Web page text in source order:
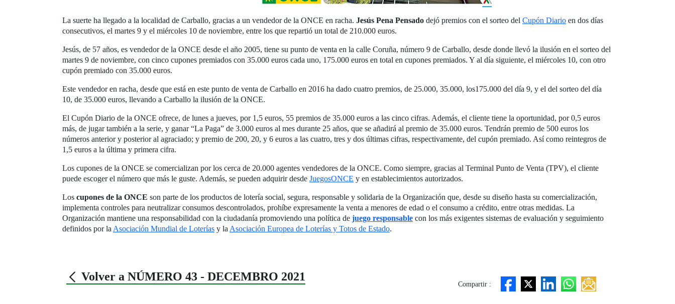
La suerte ha llegado a la localidad de Carballo, gracias a un vendedor de la ONCE en racha. Jesús Pena Pensado dejó premios con el sorteo del Cupón Diario en dos días
consecutivos, el martes 9 y el miércoles 10 de noviembre, entre los que repartió un total de 210.000 euros.
Jesús, de 57 años, es vendedor de la ONCE desde el año 2005, tiene su punto de venta en la calle Coruña, número 9 de Carballo, desde donde llevó la ilusión en el sorteo del
martes 9 de noviembre, con cinco cupones premiados con 35.000 euros cada uno, 175.000 euros en total en cupones premiados. Y al día siguiente, el miércoles 10, con otro
cupón premiado con 35.000 euros.
Este vendedor en racha, desde que está en este punto de venta de Carballo en 2016 ha dado cuatro premios, de 25.000, 35.000, los175.000 del día 9, y el del sorteo del día
10, de 35.000 euros, llevando a Carballo la ilusión de la ONCE.
El Cupón Diario de la ONCE ofrece, de lunes a jueves, por 1,5 euros, 55 premios de 35.000 euros a las cinco cifras. Además, el cliente tiene la oportunidad, por 0,5 euros
más, de jugar también a la serie, y ganar “La Paga” de 3.000 euros al mes durante 25 años, que se añadirá al premio de 35.000 euros. Tendrán premio de 500 euros los
números anterior y posterior al agraciado; y premio de 200, 20, y 6 euros a las cuatro, tres y dos últimas cifras, respectivamente, del cupón premiado. Así como reintegros de
1,5 euros a la última y primera cifra.
Los cupones de la ONCE se comercializan por los cerca de 20.000 agentes vendedores de la ONCE. Como siempre, gracias al Terminal Punto de Venta (TPV), el cliente
puede escoger el número que más le guste. Además, se pueden adquirir desde JuegosONCE y en establecimientos autorizados.
Los cupones de la ONCE son parte de los productos de lotería social, segura, responsable y solidaria de la Organización que, desde su diseño hasta su comercialización,
implementa controles para neutralizar consumos descontrolados, prohíbe expresamente la venta a menores de edad o el consumo a crédito, entre otras medidas. La
Organización mantiene una responsabilidad con la ciudadanía promoviendo una política de juego responsable con los más exigentes sistemas de evaluación y seguimiento
definidos por la Asociación Mundial de Loterías y la Asociación Europea de Loterías y Totos de Estado.
Volver a NÚMERO 43 - DECEMBRO 2021
Compartir :